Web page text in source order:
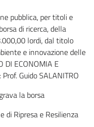
pubblica, per titoli e
di ricerca, della
lordi, dal titolo
e innovazione delle
DI ECONOMIA E
Guido SALANITRO
la borsa
di Ripresa e Resilienza